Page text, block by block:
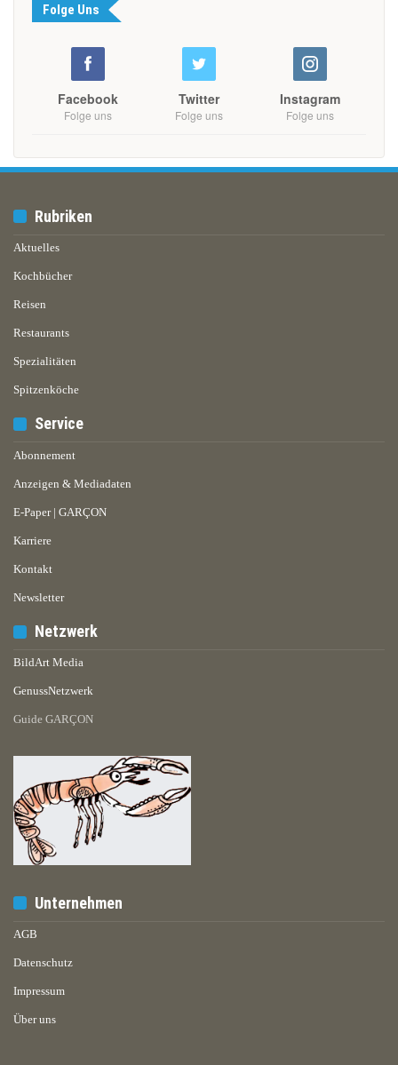
Folge Uns
Facebook
Folge uns
Twitter
Folge uns
Instagram
Folge uns
Rubriken
Aktuelles
Kochbücher
Reisen
Restaurants
Spezialitäten
Spitzenköche
Service
Abonnement
Anzeigen & Mediadaten
E-Paper | GARÇON
Karriere
Kontakt
Newsletter
Netzwerk
BildArt Media
GenussNetzwerk
Guide GARÇON
Unternehmen
AGB
Datenschutz
Impressum
Über uns